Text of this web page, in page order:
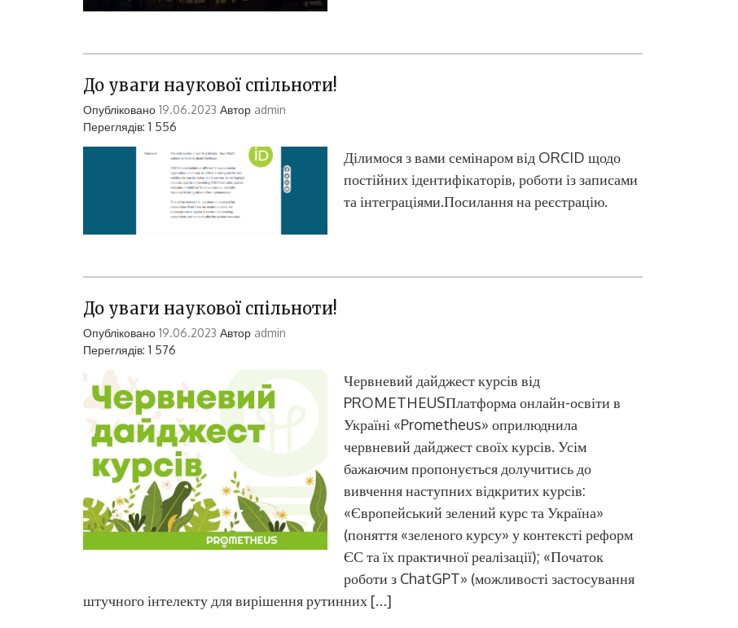
До уваги наукової спільноти!
Опубліковано 19.06.2023 Автор admin
Переглядів: 1 556
Ділимося з вами семінаром від ORCID щодо
постійних ідентифікаторів, роботи із записами
та інтеграціями.Посилання на реєстрацію.
До уваги наукової спільноти!
Опубліковано 19.06.2023 Автор admin
Переглядів: 1 576
Червневий дайджест курсів від
PROMETHEUSПлатформа онлайн-освіти в
Україні «Prometheus» оприлюднила
червневий дайджест своїх курсів. Усім
бажаючим пропонується долучитись до
вивчення наступних відкритих курсів:
«Європейський зелений курс та Україна»
(поняття «зеленого курсу» у контексті реформ
ЄС та їх практичної реалізації); «Початок
роботи з ChatGPT» (можливості застосування
штучного інтелекту для вирішення рутинних […]